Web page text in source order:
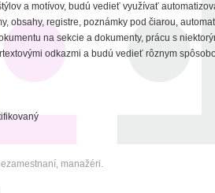
a motívov, budú vedieť využívať
obsahy, registre, poznámky pod čiarou,
na sekcie a dokumenty, prácu s
odkazmi a budú vedieť rôznym
manažéri.